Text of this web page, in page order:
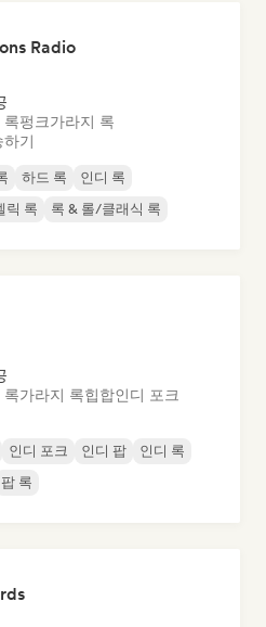
Radio
록펑크가라지 록
기
하드 록
인디 록
릭 록 록 & 롤/클래식 록
록가라지 록힙합인디 포크
인디 포크 인디 팝
인디 록
팝 록